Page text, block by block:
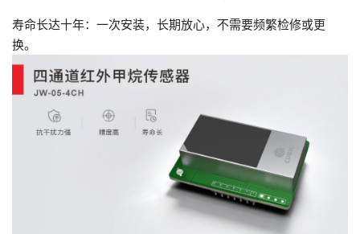
寿命长达十年：一次安装，长期放心，不需要频繁检修或更
换。